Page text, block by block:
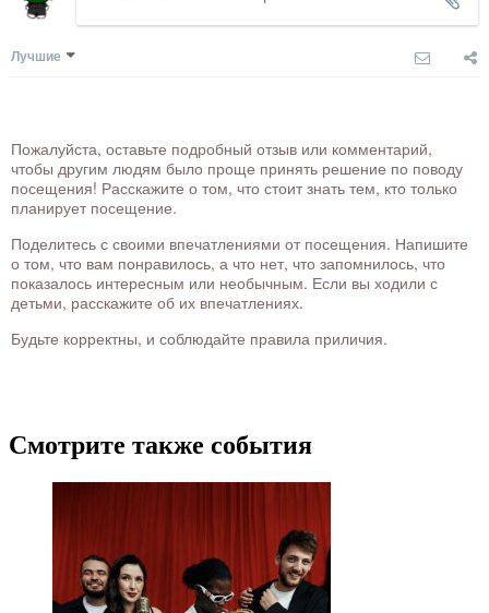
Лучшие
Пожалуйста, оставьте подробный отзыв или комментарий,
чтобы другим людям было проще принять решение по поводу
посещения! Расскажите о том, что стоит знать тем, кто только
планирует посещение.
Поделитесь с своими впечатлениями от посещения. Напишите
о том, что вам понравилось, а что нет, что запомнилось, что
показалось интересным или необычным. Если вы ходили с
детьми, расскажите об их впечатлениях.
Будьте корректны, и соблюдайте правила приличия.
Смотрите также события